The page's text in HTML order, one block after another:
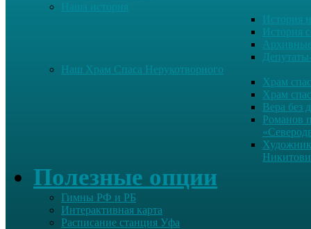
Наша история
История
История
Наш Храм Спаса Нерукотворного
Храм
Храм
Вера без
Романов
Полезные опции
Гимны РФ и РБ
Интерактивная карта
Расписание станция Уфа